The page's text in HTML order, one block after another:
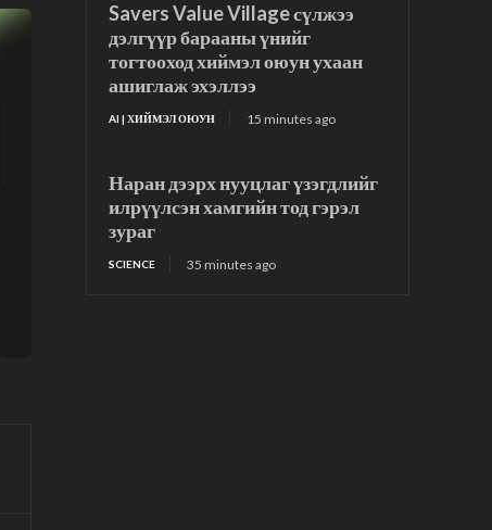
Savers Value Village сүлжээ
дэлгүүр барааны үнийг
тогтооход хиймэл оюун ухаан
ашиглаж эхэллээ
AI | ХИЙМЭЛ ОЮУН 15 minutes ago
Наран дээрх нууцлаг үзэгдлийг
илрүүлсэн хамгийн тод гэрэл
зураг
SCIENCE 35 minutes ago